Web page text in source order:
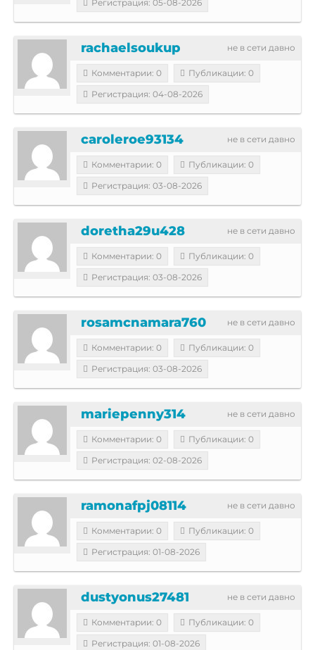
Регистрация: 05-08-2026
не в сети давно
rachaelsoukup
Комментарии: 0
Публикации: 0
Регистрация: 04-08-2026
не в сети давно
caroleroe93134
Комментарии: 0
Публикации: 0
Регистрация: 03-08-2026
не в сети давно
doretha29u428
Комментарии: 0
Публикации: 0
Регистрация: 03-08-2026
не в сети давно
rosamcnamara760
Комментарии: 0
Публикации: 0
Регистрация: 03-08-2026
не в сети давно
mariepenny314
Комментарии: 0
Публикации: 0
Регистрация: 02-08-2026
не в сети давно
ramonafpj08114
Комментарии: 0
Публикации: 0
Регистрация: 01-08-2026
не в сети давно
dustyonus27481
Комментарии: 0
Публикации: 0
Регистрация: 01-08-2026